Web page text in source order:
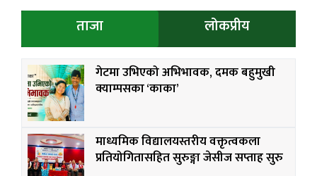
ताजा लोकप्रीय
गेटमा उभिएको अभिभावक, दमक बहुमुखी
क्याम्पसका ‘काका’
माध्यमिक विद्यालयस्तरीय वक्तृत्वकला
प्रतियोगितासहित सुरुङ्गा जेसीज सप्ताह सुरु